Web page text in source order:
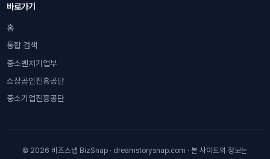
바로가기
홈
통합 검색
중소벤처기업부
소상공인진흥공단
중소기업진흥공단
© 2026 비즈스냅 BizSnap · dreamstorysnap.com · 본 사이트의 정보는